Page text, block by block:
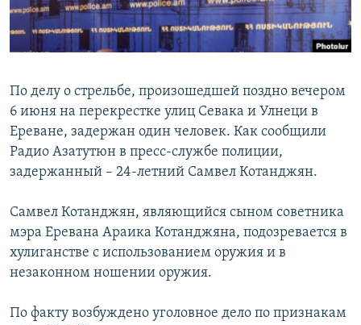
Հայերեն
English
Русский
Все сайты Радио Азатутюн
По делу о стрельбе, произошедшей поздно вечером
6 июня на перекрестке улиц Севака и Улнеци в
Ереване, задержан один человек. Как сообщили
Радио Азатутюн в пресс-службе полиции,
задержанный – 24-летний Самвел Котанджян.
Самвел Котанджян, являющийся сыном советника
мэра Еревана Араика Котанджяна, подозревается в
хулиганстве с использованием оружия и в
незаконном ношении оружия.
По факту возбуждено уголовное дело по признакам